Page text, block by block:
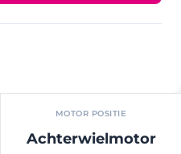
MOTOR POSITIE
Achterwielmotor